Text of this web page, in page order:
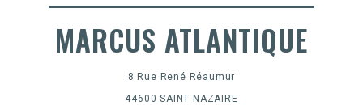
MARCUS ATLANTIQUE
8 Rue René Réaumur
44600 SAINT NAZAIRE